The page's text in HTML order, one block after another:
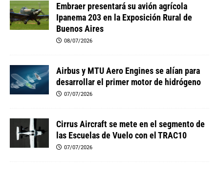
Embraer presentará su avión agrícola
Ipanema 203 en la Exposición Rural de
Buenos Aires
08/07/2026
Airbus y MTU Aero Engines se alían para
desarrollar el primer motor de hidrógeno
07/07/2026
Cirrus Aircraft se mete en el segmento de
las Escuelas de Vuelo con el TRAC10
07/07/2026